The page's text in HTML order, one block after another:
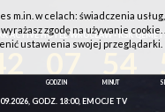
ACTIVE HOTEL WROCŁAW - KSK
GODZ. 18:00, EMOCJE TV
m.in. w celach: świadczenia
zgodę na używanie
ustawienia swojej przeglądarki.